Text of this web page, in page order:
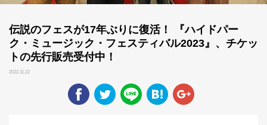
伝説のフェスが17年ぶりに復活！ 『ハイドパー
ク・ミュージック・フェスティバル2023』、チケッ
トの先行販売受付中！
2022.11.22